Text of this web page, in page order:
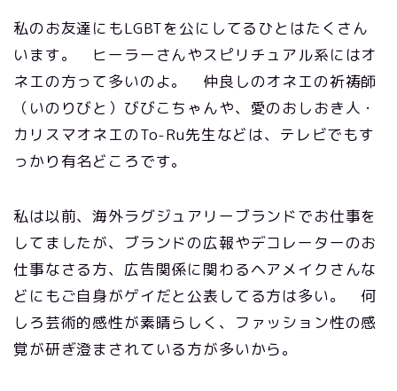
私のお友達にもLGBTを公にしてるひとはたくさん
います。 ヒーラーさんやスピリチュアル系にはオ
ネエの方って多いのよ。 仲良しのオネエの祈祷師
（いのりびと）びびこちゃんや、愛のおしおき人・
カリスマオネエのTo-Ru先生などは、テレビでもす
っかり有名どころです。
私は以前、海外ラグジュアリーブランドでお仕事を
してましたが、ブランドの広報やデコレーターのお
仕事なさる方、広告関係に関わるヘアメイクさんな
どにもご自身がゲイだと公表してる方は多い。 何
しろ芸術的感性が素晴らしく、ファッション性の感
覚が研ぎ澄まされている方が多いから。